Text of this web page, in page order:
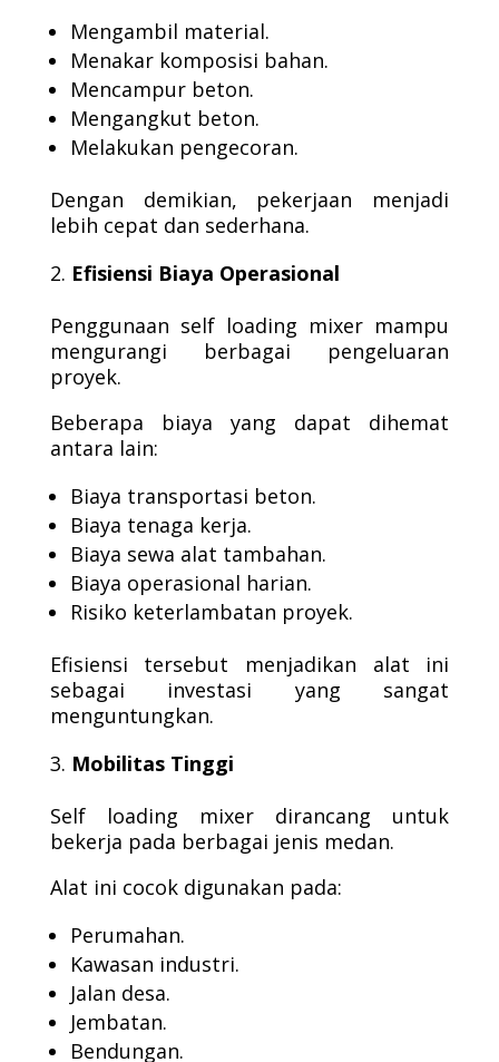
Mengambil material.
Menakar komposisi bahan.
Mencampur beton.
Mengangkut beton.
Melakukan pengecoran.
Dengan demikian, pekerjaan menjadi
lebih cepat dan sederhana.
Efisiensi Biaya Operasional
Penggunaan self loading mixer mampu
mengurangi berbagai pengeluaran
proyek.
Beberapa biaya yang dapat dihemat
antara lain:
Biaya transportasi beton.
Biaya tenaga kerja.
Biaya sewa alat tambahan.
Biaya operasional harian.
Risiko keterlambatan proyek.
Efisiensi tersebut menjadikan alat ini
sebagai investasi yang sangat
menguntungkan.
Mobilitas Tinggi
Self loading mixer dirancang untuk
bekerja pada berbagai jenis medan.
Alat ini cocok digunakan pada:
Perumahan.
Kawasan industri.
Jalan desa.
Jembatan.
Bendungan.